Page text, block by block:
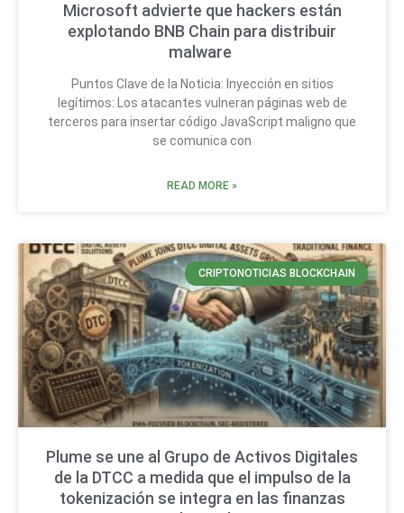
Microsoft advierte que hackers están
explotando BNB Chain para distribuir
malware
Puntos Clave de la Noticia: Inyección en sitios
legítimos: Los atacantes vulneran páginas web de
terceros para insertar código JavaScript maligno que
se comunica con
READ MORE »
CRIPTONOTICIAS BLOCKCHAIN
Plume se une al Grupo de Activos Digitales
de la DTCC a medida que el impulso de la
tokenización se integra en las finanzas